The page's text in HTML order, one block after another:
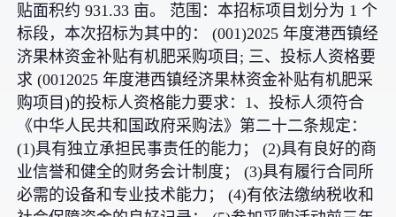
贴面积约 931.33 亩。 范围：本招标项目划分为 1 个
标段，本次招标为其中的： (001)2025 年度港西镇经
济果林资金补贴有机肥采购项目; 三、投标人资格要
求 (0012025 年度港西镇经济果林资金补贴有机肥采
购项目)的投标人资格能力要求：1、投标人须符合
《中华人民共和国政府采购法》第二十二条规定：
(1)具有独立承担民事责任的能力； (2)具有良好的商
业信誉和健全的财务会计制度； (3)具有履行合同所
必需的设备和专业技术能力； (4)有依法缴纳税收和